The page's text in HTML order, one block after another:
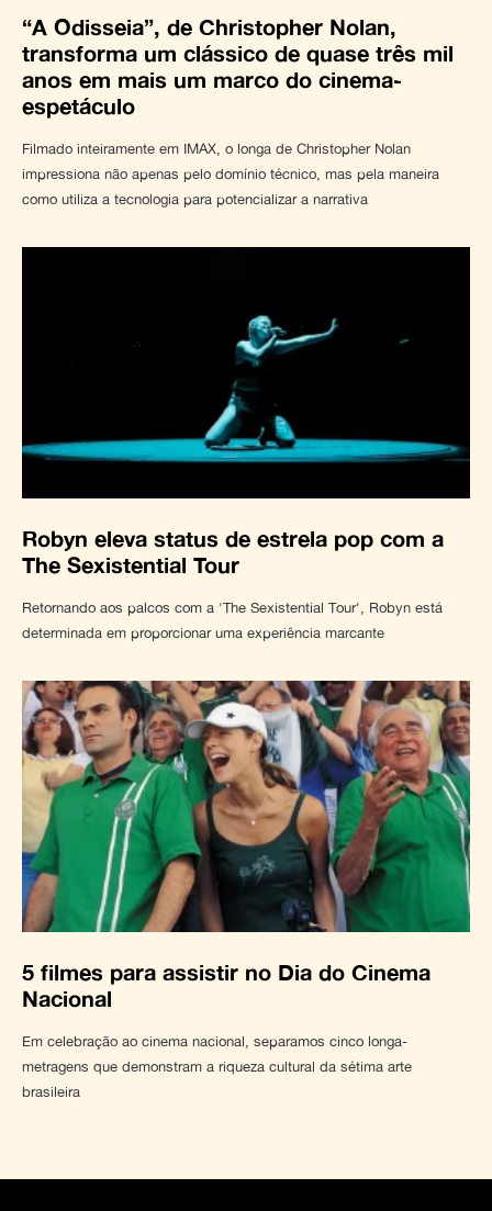
“A Odisseia”, de Christopher Nolan,
transforma um clássico de quase três mil
anos em mais um marco do cinema-
espetáculo
Filmado inteiramente em IMAX, o longa de Christopher Nolan
impressiona não apenas pelo domínio técnico, mas pela maneira
como utiliza a tecnologia para potencializar a narrativa
Robyn eleva status de estrela pop com a
The Sexistential Tour
Retornando aos palcos com a 'The Sexistential Tour', Robyn está
determinada em proporcionar uma experiência marcante
5 filmes para assistir no Dia do Cinema
Nacional
Em celebração ao cinema nacional, separamos cinco longa-
metragens que demonstram a riqueza cultural da sétima arte
brasileira